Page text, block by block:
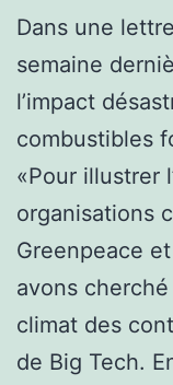
Dans une
semaine
l’impact
combustibles
«Pour illustrer
organisations
Greenpeace
avons
climat des
de Big Tech.